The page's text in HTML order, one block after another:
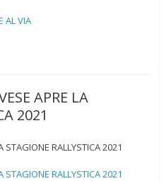
AL VIA
APRE LA
2021
STAGIONE RALLYSTICA 2021
STAGIONE RALLYSTICA 2021